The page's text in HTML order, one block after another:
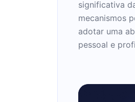
significativa
mecanismos
adotar uma
pessoal e